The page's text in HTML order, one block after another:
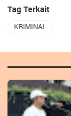
Tag Terkait
KRIMINAL